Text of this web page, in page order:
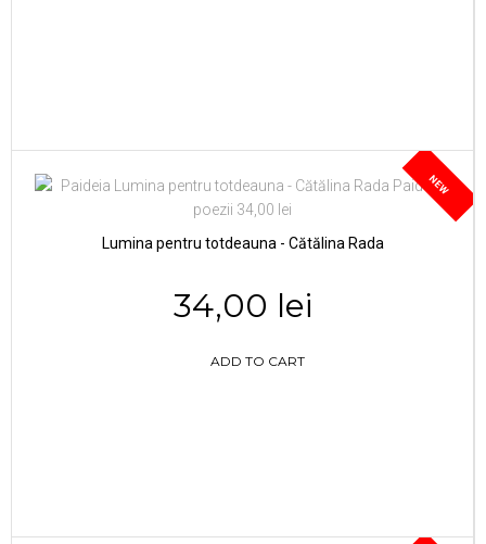
NEW
Lumina pentru totdeauna - Cătălina Rada
34,00 lei
ADD TO CART